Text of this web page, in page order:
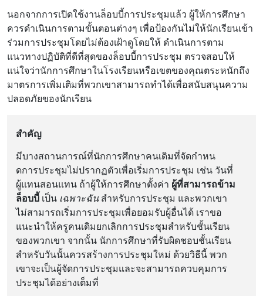
นอกจากการเปิดใช้งานล็อบบี้การประชุมแล้ว ผู้ให้การศึกษา
ควรดำเนินการตามขั้นตอนต่างๆ เพื่อป้องกันไม่ให้นักเรียนเข้า
ร่วมการประชุมโดยไม่ต้องเฝ้าดูโดยให้ ดำเนินการตาม
แนวทางปฏิบัติที่ดีที่สุดของล็อบบี้การประชุม ตรวจสอบให้
แน่ใจว่านักการศึกษาในโรงเรียนหรือเขตของคุณตระหนักถึง
มาตรการเพิ่มเติมที่พวกเขาสามารถทําได้เพื่อสนับสนุนความ
ปลอดภัยของนักเรียน
สำคัญ
มีบางสถานการณ์ที่นักการศึกษาคนเดิมที่จัดกําหน
ดการประชุมไม่ปรากฏตัวเพื่อเริ่มการประชุม เช่น วันที่
ผู้แทนสอนแทน ถ้าผู้ให้การศึกษาตั้งค่า ผู้ที่สามารถข้าม
ล็อบบี้เป็น เฉพาะฉันสําหรับการประชุม และพวกเขา
ไม่สามารถเริ่มการประชุมเพื่อยอมรับผู้อื่นได้ เราขอ
แนะนําให้ครูคนเดิมยกเลิกการประชุมสําหรับชั้นเรียน
ของพวกเขา จากนั้น นักการศึกษาที่รับผิดชอบชั้นเรียน
สําหรับวันนั้นควรสร้างการประชุมใหม่ ด้วยวิธีนี้ พวก
เขาจะเป็นผู้จัดการประชุมและจะสามารถควบคุมการ
ประชุมได้อย่างเต็มที่